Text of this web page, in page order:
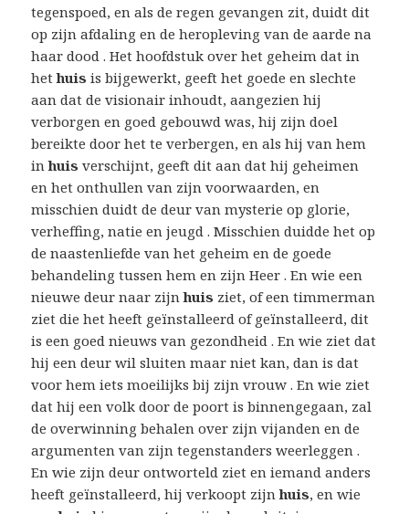
tegenspoed, en als de regen gevangen zit, duidt dit
op zijn afdaling en de heropleving van de aarde na
haar dood . Het hoofdstuk over het geheim dat in
hethuis is bijgewerkt, geeft het goede en slechte
aan dat de visionair inhoudt, aangezien hij
verborgen en goed gebouwd was, hij zijn doel
bereikte door het te verbergen, en als hij van hem
inhuis verschijnt, geeft dit aan dat hij geheimen
en het onthullen van zijn voorwaarden, en
misschien duidt de deur van mysterie op glorie,
verheffing, natie en jeugd . Misschien duidde het op
de naastenliefde van het geheim en de goede
behandeling tussen hem en zijn Heer . En wie een
nieuwe deur naar zijnhuis ziet, of een timmerman
ziet die het heeft geïnstalleerd of geïnstalleerd, dit
is een goed nieuws van gezondheid . En wie ziet dat
hij een deur wil sluiten maar niet kan, dan is dat
voor hem iets moeilijks bij zijn vrouw . En wie ziet
dat hij een volk door de poort is binnengegaan, zal
de overwinning behalen over zijn vijanden en de
argumenten van zijn tegenstanders weerleggen .
En wie zijn deur ontworteld ziet en iemand anders
heeft geïnstalleerd, hij verkoopt zijnhuis, en wie